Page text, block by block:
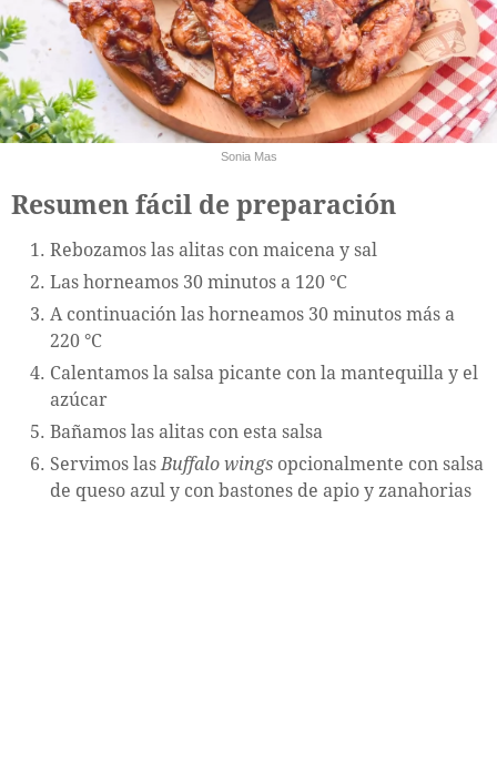
Sonia Mas
Resumen fácil de preparación
Rebozamos las alitas con maicena y sal
Las horneamos 30 minutos a 120 °C
A continuación las horneamos 30 minutos más a
220 °C
Calentamos la salsa picante con la mantequilla y el
azúcar
Bañamos las alitas con esta salsa
Servimos lasBuffalo wings opcionalmente con salsa
de queso azul y con bastones de apio y zanahorias